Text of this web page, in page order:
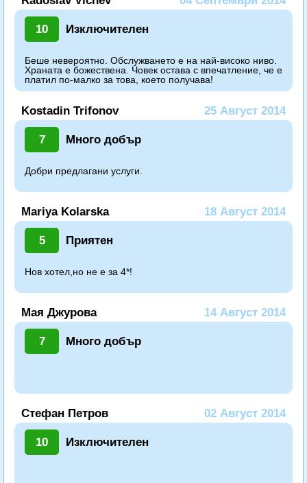
10 Изключителен
Беше невероятно. Обслужването е на най-високо ниво.
Храната е божествена. Човек остава с впечатление, че е
платил по-малко за това, което получава!
Kostadin Trifonov 25 Август 2014
7 Много добър
Добри предлагани услуги.
Mariya Kolarska 18 Август 2014
5 Приятен
Нов хотел,но не е за 4*!
Мая Джурова 14 Август 2014
7 Много добър
Стефан Петров 02 Август 2014
10 Изключителен